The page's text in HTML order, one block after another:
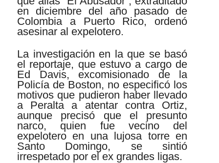
en diciembre del año pasado de
Colombia a Puerto Rico, ordenó
asesinar al expelotero.
La investigación en la que se basó
el reportaje, que estuvo a cargo de
Ed Davis, excomisionado de la
Policía de Boston, no especificó los
motivos que pudieron haber llevado
a Peralta a atentar contra Ortiz,
aunque precisó que el presunto
narco, quien fue vecino del
expelotero en una lujosa torre en
Santo Domingo, se sintió
irrespetado por el ex grandes ligas.